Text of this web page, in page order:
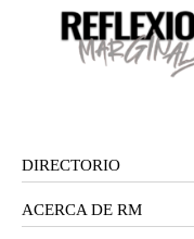
DIRECTORIO
ACERCA DE RM